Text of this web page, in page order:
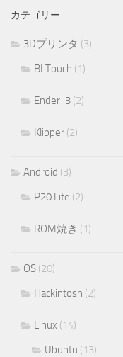
カテゴリー
3Dプリンタ (3)
BLTouch (1)
Ender-3 (2)
Klipper (2)
Android (3)
P20 Lite (2)
ROM焼き (1)
OS (20)
Hackintosh (2)
Linux (14)
Ubuntu (13)